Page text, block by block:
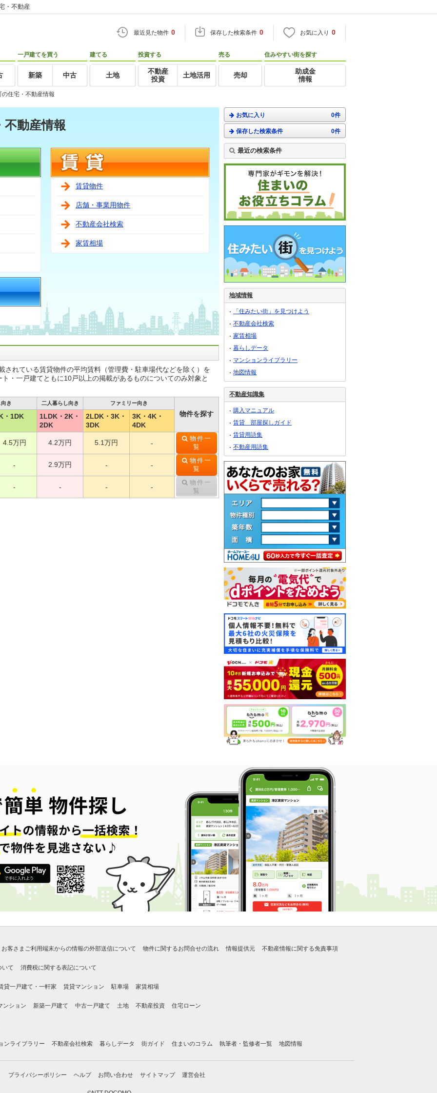
・不動産
最近見た物件 0 保存した検索条件 0 お気に入り 0
一戸建てを買う
新築 中古
建てる
土地
投資する
不動産
投資
土地活用
売る
売却
住みやすい街を探す
助成金
情報
の住宅・不動産情報
不動産情報
賃貸物件
店舗・事業用物件
不動産会社検索
家賃相場
されている賃貸物件の平均賃料（管理費・駐車場代などを除く）を
・一戸建てともに10戸以上の掲載があるものについてのみ対象と
き 二人暮らし向き ファミリー向き
物件を探す
・1DK
1LDK・2K・
2DK
2LDK・3K・
3DK
3K・4K・
4DK
4.5万円 4.2万円 5.1万円 -
物件一
覧
- 2.9万円 - -
物件一
覧
- - - -
物件一
覧
お気に入り 0件
保存した検索条件 0件
最近の検索条件
地域情報
「住みたい街」を見つけよう
不動産会社検索
家賃相場
暮らしデータ
マンションライブラリー
地図情報
不動産知識集
購入マニュアル
賃貸 部屋探しガイド
賃貸用語集
不動産用語集
お客さまご利用端末からの情報の外部送信について 物件に関するお問合せの流れ 情報提供元 不動産情報に関する免責事項
いて 消費税に関する表記について
貸一戸建て・一軒家 賃貸マンション 駐車場 家賃相場
ンション 新築一戸建て 中古一戸建て 土地 不動産投資 住宅ローン
ンライブラリー 不動産会社検索 暮らしデータ 街ガイド 住まいのコラム 執筆者・監修者一覧 地図情報
プライバシーポリシー ヘルプ お問い合わせ サイトマップ 運営会社